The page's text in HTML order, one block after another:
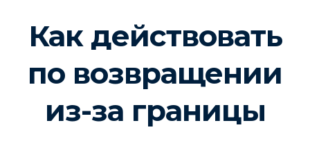
Как действовать
по возвращении
из-за границы